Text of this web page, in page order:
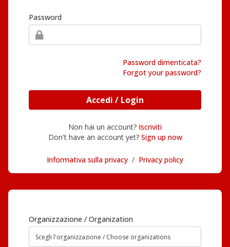
Password
Password dimenticata?
Forgot your password?
Accedi / Login
Non hai un account? Iscriviti
Don't have an account yet? Sign up now
Informativa sulla privacy / Privacy policy
Organizzazione / Organization